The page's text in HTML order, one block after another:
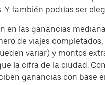
también podrías ser
en las ganancias
de viajes
variar) y montos
la cifra de la ciudad.
ganancias con base